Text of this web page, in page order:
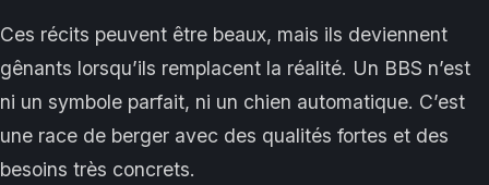
Ces récits peuvent être beaux, mais ils deviennent
gênants lorsqu’ils remplacent la réalité. Un BBS n’est
ni un symbole parfait, ni un chien automatique. C’est
une race de berger avec des qualités fortes et des
besoins très concrets.